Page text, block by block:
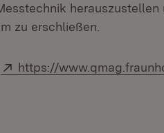
herauszustellen
zu erschließen.
Extern:
https://